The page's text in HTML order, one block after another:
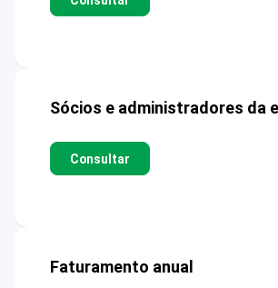
Sócios e administradores da
Consultar
Faturamento anual